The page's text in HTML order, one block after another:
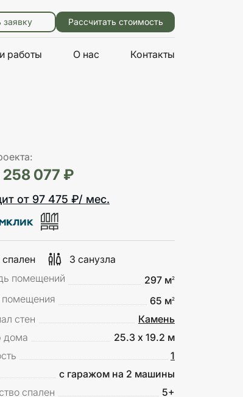
заявку Рассчитать стоимость
работы О нас Контакты
258 077 ₽
от 97 475 ₽/ мес.
спален
3 санузла
помещений
297 м2
помещения 65 м2
стен
Камень
дома
25.3 х 19.2 м
1
с гаражом на 2 машины
спален
5+